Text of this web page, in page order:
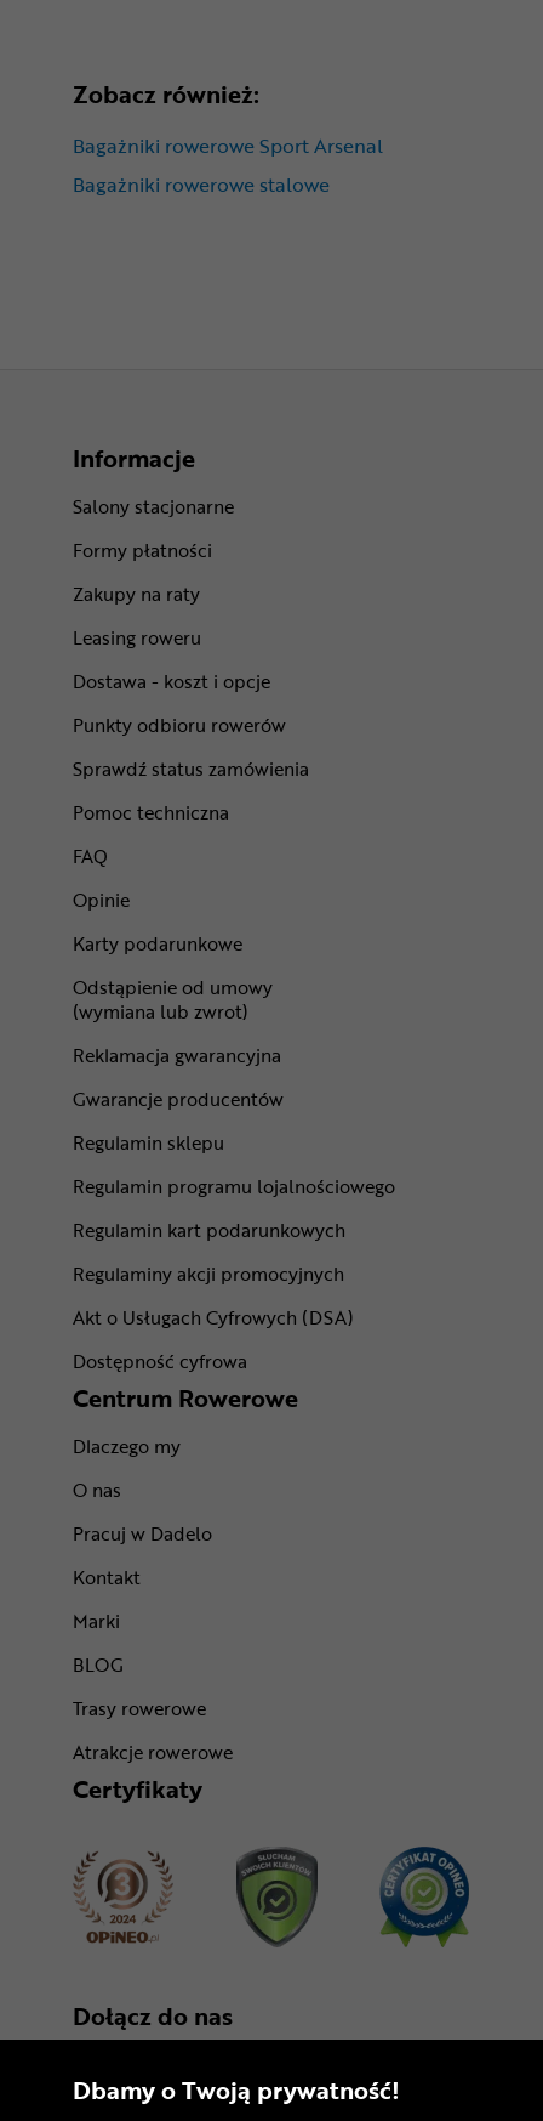
Zobacz również:
Bagażniki rowerowe Sport Arsenal
Bagażniki rowerowe stalowe
Informacje
Salony stacjonarne
Formy płatności
Zakupy na raty
Leasing roweru
Dostawa - koszt i opcje
Punkty odbioru rowerów
Sprawdź status zamówienia
Pomoc techniczna
FAQ
Opinie
Karty podarunkowe
Odstąpienie od umowy
(wymiana lub zwrot)
Reklamacja gwarancyjna
Gwarancje producentów
Regulamin sklepu
Regulamin programu lojalnościowego
Regulamin kart podarunkowych
Regulaminy akcji promocyjnych
Akt o Usługach Cyfrowych (DSA)
Dostępność cyfrowa
Centrum Rowerowe
Dlaczego my
O nas
Pracuj w Dadelo
Kontakt
Marki
BLOG
Trasy rowerowe
Atrakcje rowerowe
Certyfikaty
Dołącz do nas
Dbamy o Twoją prywatność!